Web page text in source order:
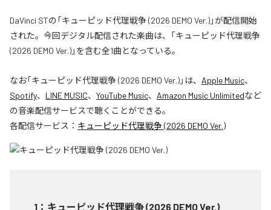
DaVinci STの「キューピッド代理戦争 (2026 DEMO Ver.)」が配信開始
された。今回デジタル配信された楽曲は、「キューピッド代理戦争
(2026 DEMO Ver.)」を含む全1曲となっている。
なお「キューピッド代理戦争 (2026 DEMO Ver.)」は、 Apple Music、
Spotify、 LINE MUSIC、 YouTube Music、 Amazon Music Unlimitedなど
の音楽配信サービスで聴くことができる。
各配信サービス： キューピッド代理戦争 (2026 DEMO Ver.)
1 ： キューピッド代理戦争 (2026 DEMO Ver.)